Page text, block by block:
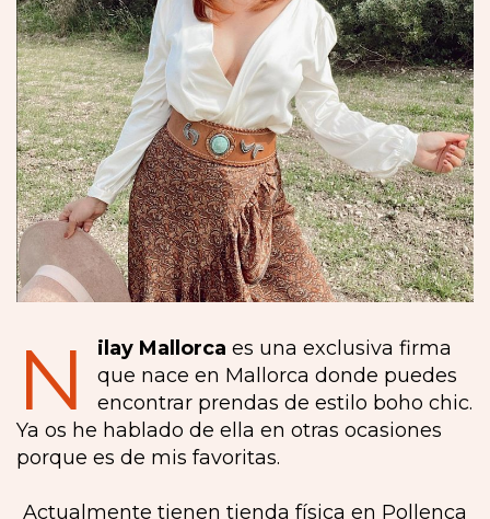
N ilay Mallorca es una exclusiva firma
que nace en Mallorca donde puedes
encontrar prendas de estilo boho chic.
Ya os he hablado de ella en otras ocasiones
porque es de mis favoritas.
Actualmente tienen tienda física en Pollença